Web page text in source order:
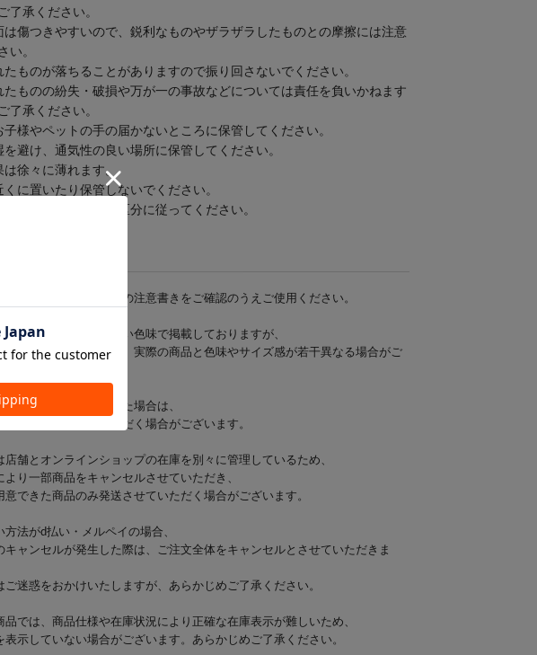
了承ください。
は傷つきやすいので、鋭利なものやザラザラしたものとの摩擦には注意
い。
たものが落ちることがありますので振り回さないでください。
たものの紛失・破損や万が一の事故などについては責任を負いかねます
了承ください。
子様やペットの手の届かないところに保管してください。
を避け、通気性の良い場所に保管してください。
は徐々に薄れます。
くに置いたり保管しないでください。
は、各自治体の廃棄区分に従ってください。
に、パッケージに記載の注意書きをご確認のうえご使用ください。
できる限り実物に近い色味で掲載しておりますが、
方やご覧の環境により、実際の商品と色味やサイズ感が若干異なる場合がご
品不具合が確認された場合は、
キャンセルさせていただく場合がございます。
舗とオンラインショップの在庫を別々に管理しているため、
より一部商品をキャンセルさせていただき、
意できた商品のみ発送させていただく場合がございます。
法がd払い・メルペイの場合、
キャンセルが発生した際は、ご注文全体をキャンセルとさせていただきま
ご迷惑をおかけいたしますが、あらかじめご了承ください。
では、商品仕様や在庫状況により正確な在庫表示が難しいため、
表示していない場合がございます。あらかじめご了承ください。